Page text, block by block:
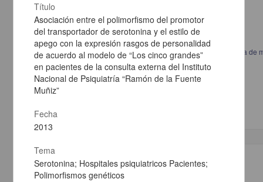
Variabilidad de las respuestas neurofisiológicas en cirugía de columna de
Salmerón Mercado, Mónica Edith; Soriano Sánchez, José Antonio
2013
Medicina y Ciencias de la Salud
Especialidad en Medicina (Neurofisiología
Trabajo de grado
Título
Asociación entre el polimorfismo del promotor
del transportador de serotonina y el estilo de
apego con la expresión rasgos de personalidad
de acuerdo al modelo de “Los cinco grandes”
en pacientes de la consulta externa del Instituto
Nacional de Psiquiatría “Ramón de la Fuente
Muñiz”
Fecha
2013
Tema
Serotonina; Hospitales psiquiatricos Pacientes;
Polimorfismos genéticos